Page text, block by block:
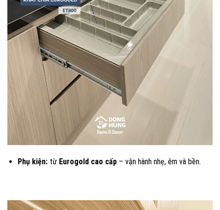
Phụ kiện:từ Eurogold cao cấp– vận hành nhẹ, êm và bền.